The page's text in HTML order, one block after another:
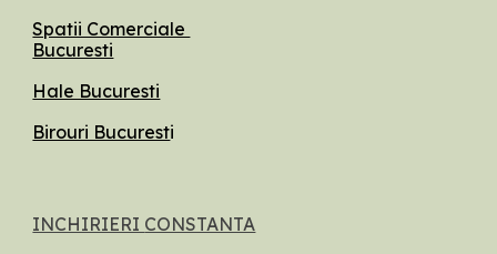
Spatii Comerciale
Bucuresti
Hale Bucuresti
Birouri Bucuresti
INCHIRIERI CONSTANTA